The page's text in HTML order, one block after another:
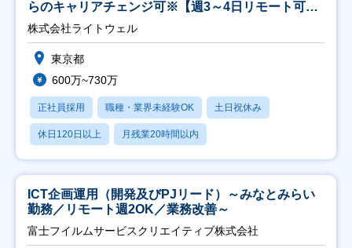
らのキャリアチェンジ可※【週3～4日リモート可
能】
株式会社ライトウェル
東京都
600万~730万
正社員採用 職種・業界未経験OK 土日祝休み
休日120日以上 月残業20時間以内
ICT企画運用（開発及びPJリード）～みなとみらい
勤務／リモート週2OK／業務改善～
富士フイルムサービスクリエイティブ株式会社